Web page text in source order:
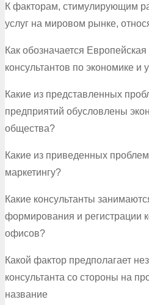
К факторам, стимулирующим
услуг на мировом рынке,
Как обозначается
консультантов по экономике и
Какие из представленных
предприятий обусловлены
общества?
Какие из приведенных
маркетингу?
Какие консультанты
формирования и регистрации
офисов?
Какой фактор предполагает
консультанта со стороны на
название